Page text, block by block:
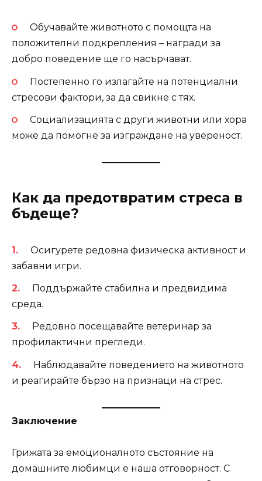
Обучавайте животното с помощта на
положителни подкрепления – награди за
добро поведение ще го насърчават.
Постепенно го излагайте на потенциални
стресови фактори, за да свикне с тях.
Социализацията с други животни или хора
може да помогне за изграждане на увереност.
Как да предотвратим стреса в
бъдеще?
Осигурете редовна физическа активност и
забавни игри.
Поддържайте стабилна и предвидима
среда.
Редовно посещавайте ветеринар за
профилактични прегледи.
Наблюдавайте поведението на животното
и реагирайте бързо на признаци на стрес.
Заключение
Грижата за емоционалното състояние на
домашните любимци е наша отговорност. С